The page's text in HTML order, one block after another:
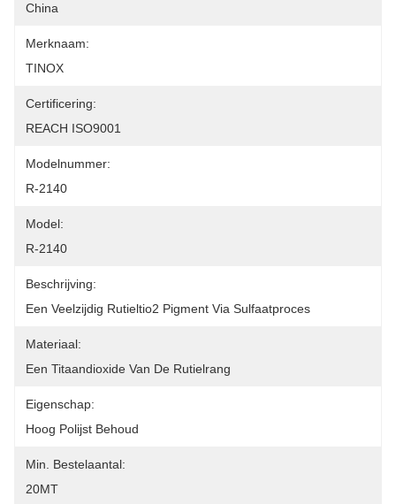
China
Merknaam:
TINOX
Certificering:
REACH ISO9001
Modelnummer:
R-2140
Model:
R-2140
Beschrijving:
Een Veelzijdig Rutieltio2 Pigment Via Sulfaatproces
Materiaal:
Een Titaandioxide Van De Rutielrang
Eigenschap:
Hoog Polijst Behoud
Min. Bestelaantal:
20MT